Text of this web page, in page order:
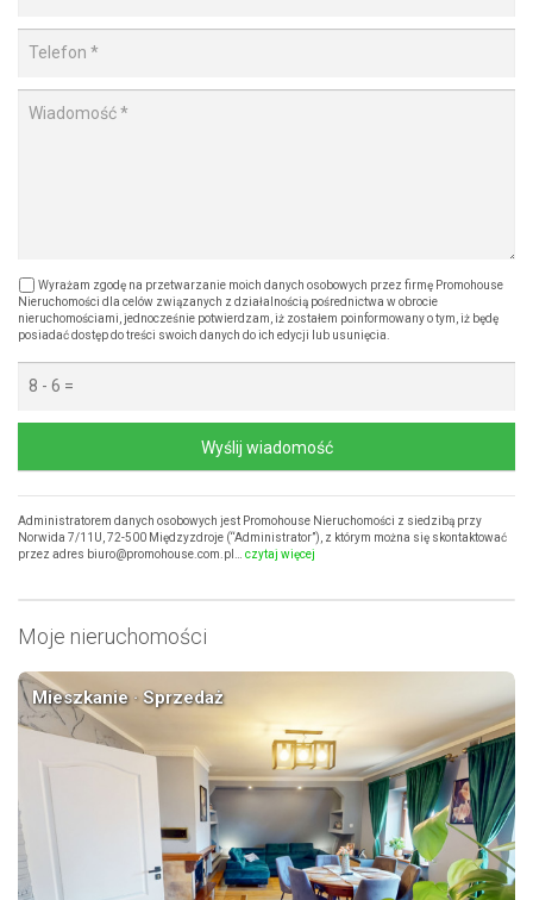
Wyrażam zgodę na przetwarzanie moich danych osobowych przez firmę Promohouse
Nieruchomości dla celów związanych z działalnością pośrednictwa w obrocie
nieruchomościami, jednocześnie potwierdzam, iż zostałem poinformowany o tym, iż będę
posiadać dostęp do treści swoich danych do ich edycji lub usunięcia.
Wyślij wiadomość
Administratorem danych osobowych jest Promohouse Nieruchomości z siedzibą przy
Norwida 7/11U, 72-500 Międzyzdroje (“Administrator”), z którym można się skontaktować
przez adres biuro@promohouse.com.pl… czytaj więcej
Moje nieruchomości
Mieszkanie · Sprzedaż